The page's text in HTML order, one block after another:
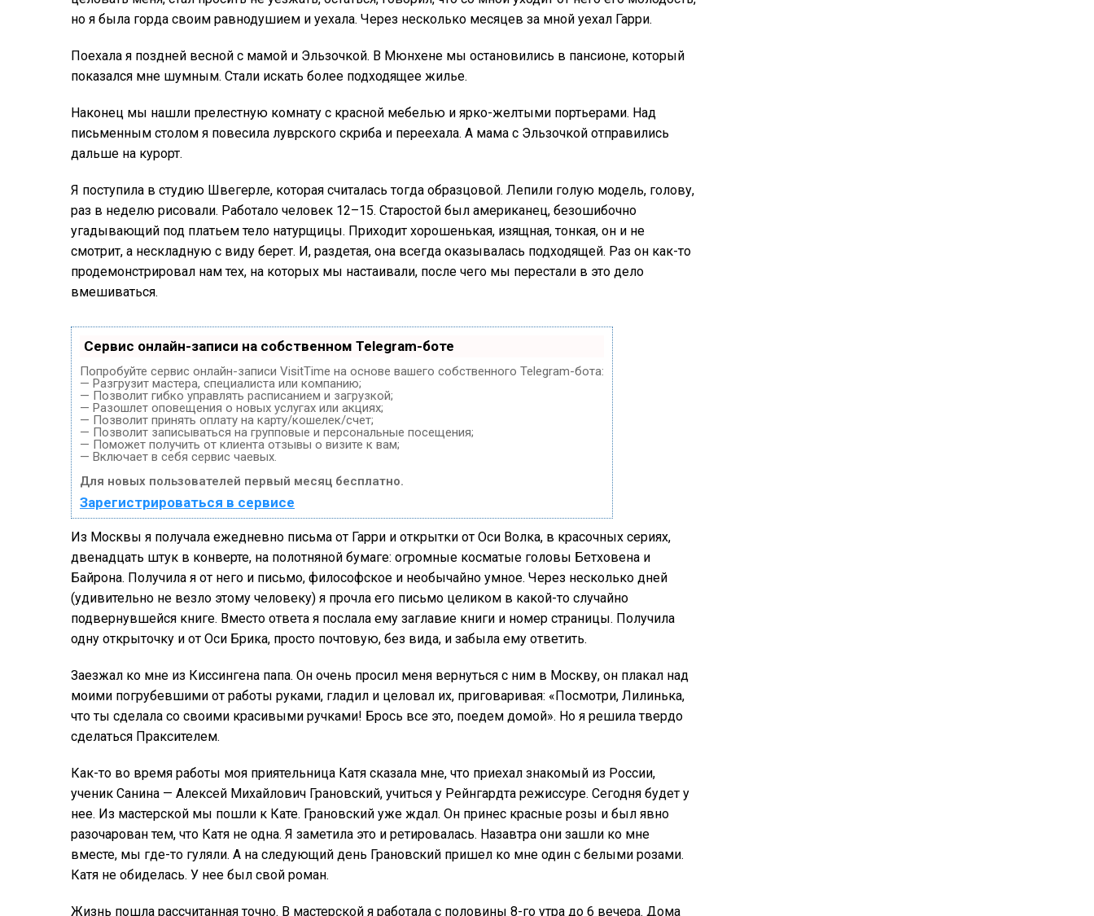
но я была горда своим равнодушием и уехала. Через несколько месяцев за мной уехал Гарри.
Поехала я поздней весной с мамой и Эльзочкой. В Мюнхене мы остановились в пансионе, который
показался мне шумным. Стали искать более подходящее жилье.
Наконец мы нашли прелестную комнату с красной мебелью и ярко-желтыми портьерами. Над
письменным столом я повесила луврского скриба и переехала. А мама с Эльзочкой отправились
дальше на курорт.
Я поступила в студию Швегерле, которая считалась тогда образцовой. Лепили голую модель, голову,
раз в неделю рисовали. Работало человек 12–15. Старостой был американец, безошибочно
угадывающий под платьем тело натурщицы. Приходит хорошенькая, изящная, тонкая, он и не
смотрит, а нескладную с виду берет. И, раздетая, она всегда оказывалась подходящей. Раз он как-то
продемонстрировал нам тех, на которых мы настаивали, после чего мы перестали в это дело
вмешиваться.
Сервис онлайн-записи на собственном Telegram-боте
Попробуйте сервис онлайн-записи VisitTime на основе вашего собственного Telegram-бота:
— Разгрузит мастера, специалиста или компанию;
— Позволит гибко управлять расписанием и загрузкой;
— Разошлет оповещения о новых услугах или акциях;
— Позволит принять оплату на карту/кошелек/счет;
— Позволит записываться на групповые и персональные посещения;
— Поможет получить от клиента отзывы о визите к вам;
— Включает в себя сервис чаевых.
Для новых пользователей первый месяц бесплатно.
Зарегистрироваться в сервисе
Из Москвы я получала ежедневно письма от Гарри и открытки от Оси Волка, в красочных сериях,
двенадцать штук в конверте, на полотняной бумаге: огромные косматые головы Бетховена и
Байрона. Получила я от него и письмо, философское и необычайно умное. Через несколько дней
(удивительно не везло этому человеку) я прочла его письмо целиком в какой-то случайно
подвернувшейся книге. Вместо ответа я послала ему заглавие книги и номер страницы. Получила
одну открыточку и от Оси Брика, просто почтовую, без вида, и забыла ему ответить.
Заезжал ко мне из Киссингена папа. Он очень просил меня вернуться с ним в Москву, он плакал над
моими погрубевшими от работы руками, гладил и целовал их, приговаривая: «Посмотри, Лилинька,
что ты сделала со своими красивыми ручками! Брось все это, поедем домой». Но я решила твердо
сделаться Праксителем.
Как-то во время работы моя приятельница Катя сказала мне, что приехал знакомый из России,
ученик Санина — Алексей Михайлович Грановский, учиться у Рейнгардта режиссуре. Сегодня будет у
нее. Из мастерской мы пошли к Кате. Грановский уже ждал. Он принес красные розы и был явно
разочарован тем, что Катя не одна. Я заметила это и ретировалась. Назавтра они зашли ко мне
вместе, мы где-то гуляли. А на следующий день Грановский пришел ко мне один с белыми розами.
Катя не обиделась. У нее был свой роман.
Жизнь пошла рассчитанная точно. В мастерской я работала с половины 8-го утра до 6 вечера. Дома